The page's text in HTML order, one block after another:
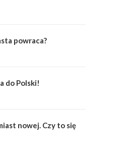
powraca?
do Polski!
nowej. Czy to się